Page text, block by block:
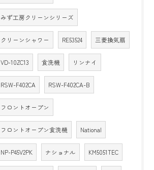
みず工房クリーンシリーズ
クリーンシャワー RE53524 三菱換気扇
VD-10ZC13 食洗機 リンナイ
RSW-F402CA RSW-F402CA-B
フロントオープン
フロントオープン食洗機 National
NP-P45V2PK ナショナル KM5051TEC